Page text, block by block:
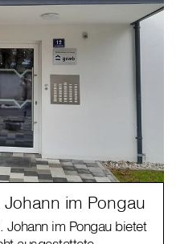
im Pongau
Johann im Pongau bietet